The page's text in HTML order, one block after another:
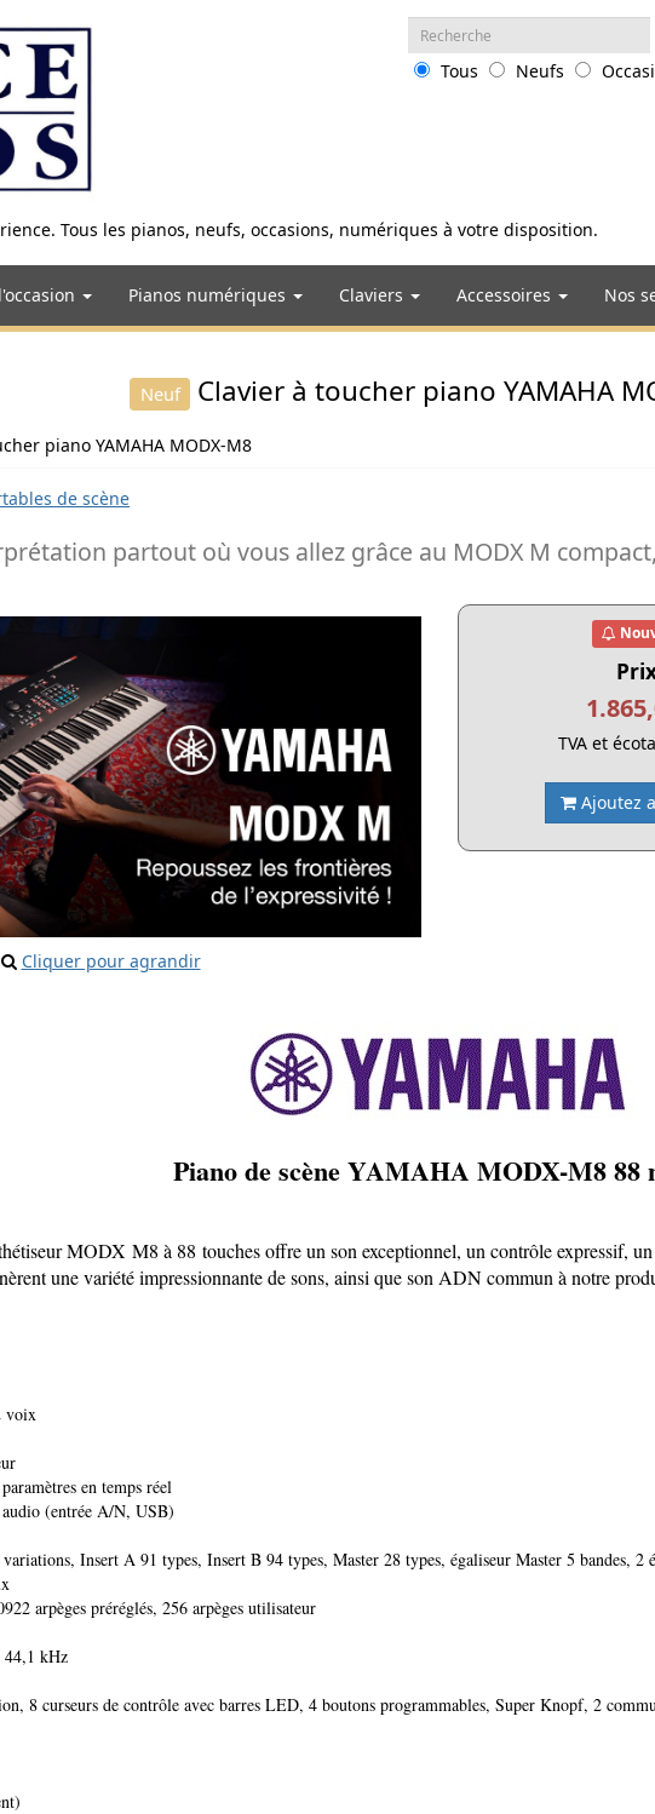
Tous les pianos, neufs, occasions, numériques à votre disposition.
Recherche
:
Tous
Neufs
Pianos numériques Claviers Accessoires Nos
Neuf Clavier à toucher piano YAMAHA
piano YAMAHA MODX-M8
de scène
partout où vous allez grâce au MODX M
Cliquer pour agrandir
TVA et
Ajoutez
Piano de scène YAMAHA MODX-M8 88
MODX M8 à 88 touches offre un son exceptionnel, un contrôle expressif,
une variété impressionnante de sons, ainsi que son ADN commun à notre
voix
en temps réel
(entrée A/N, USB)
Insert A 91 types, Insert B 94 types, Master 28 types, égaliseur Master 5 bandes, 2
arpèges préréglés, 256 arpèges utilisateur
44,1 kHz
8 curseurs de contrôle avec barres LED, 4 boutons programmables, Super Knopf, 2